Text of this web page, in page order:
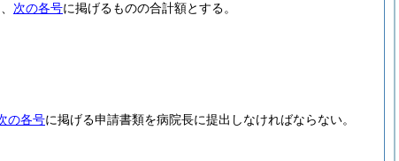
次の各号に掲げるものの合計額とする。
の各号に掲げる申請書類を病院長に提出しなければならない。